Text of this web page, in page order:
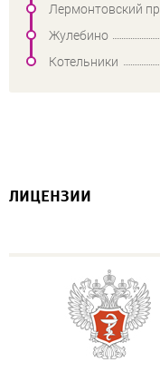
Лермонтовский
Жулебино
Котельники
ЛИЦЕНЗИИ